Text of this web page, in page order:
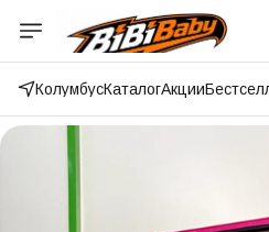
КолумбусКаталогАкции